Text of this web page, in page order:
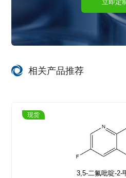
立即定
相关产品推荐
现货
3,5-二氟吡啶-2-